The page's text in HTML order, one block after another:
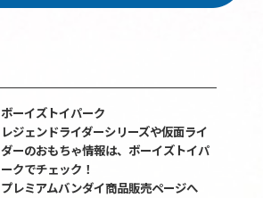
ボーイズトイパーク
レジェンドライダーシリーズや仮面ライ
ダーのおもちゃ情報は、ボーイズトイパ
ークでチェック！
プレミアムバンダイ商品販売ページへ